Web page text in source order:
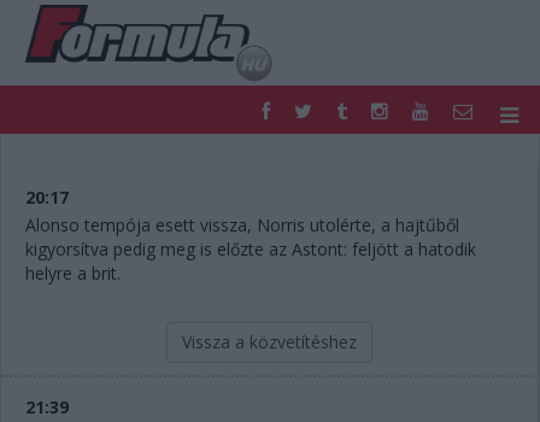
FORMULA
NEMZETKÖZI
HAZAI
RETRO
EGYÉB
PODCAST
PONTÁLLÁSOK
20:17
Alonso tempója esett vissza, Norris utolérte, a hajtűből
kigyorsítva pedig meg is előzte az Astont: feljött a hatodik
helyre a brit.
Vissza a közvetítéshez
21:39